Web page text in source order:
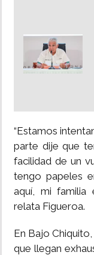
“Estamos
parte dije que
facilidad de un
tengo papeles
aquí, mi familia
relata Figueroa.
En Bajo
que llegan